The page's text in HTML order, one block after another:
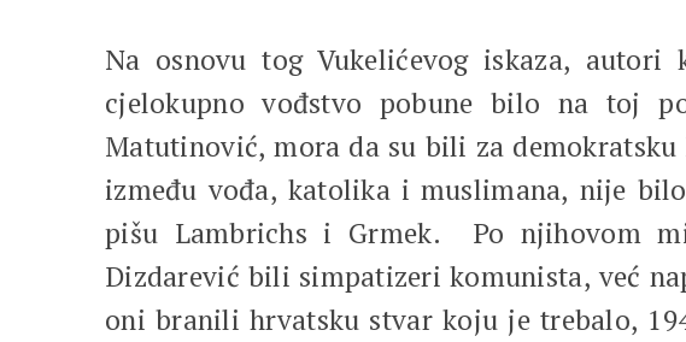
Na osnovu tog Vukelićevog iskaza,
cjelokupno vođstvo pobune bilo na toj
Matutinović, mora da su bili za
između vođa, katolika i muslimana, nije
pišu Lambrichs i Grmek. Po njihovom
Dizdarević bili simpatizeri komunista, već
oni branili hrvatsku stvar koju je trebalo,